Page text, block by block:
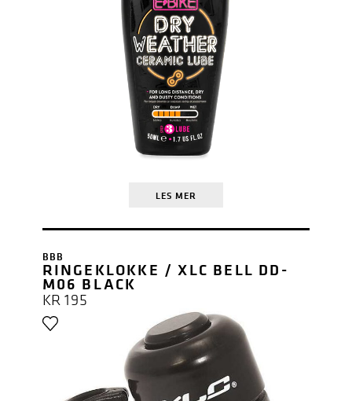
LES MER
BBB
RINGEKLOKKE / XLC BELL DD-
M06 BLACK
KR195